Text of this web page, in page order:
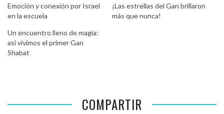
Emoción y conexión por Israel
en la escuela
¡Las estrellas del Gan brillaron
más que nunca!
Un encuentro lleno de magia:
así vivimos el primer Gan
Shabat
COMPARTIR